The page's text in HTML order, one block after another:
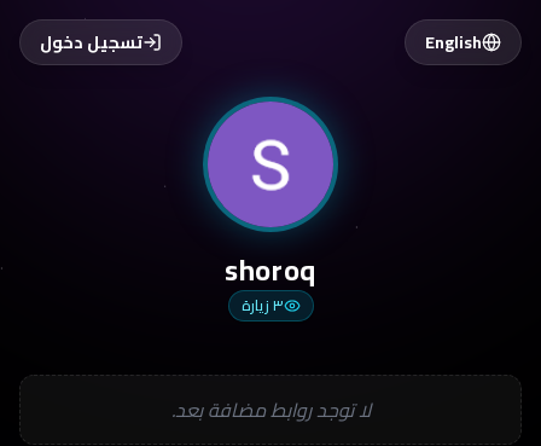
English تسجيل دخول
shoroq
٣زيارة
لا توجد روابط مضافة بعد.